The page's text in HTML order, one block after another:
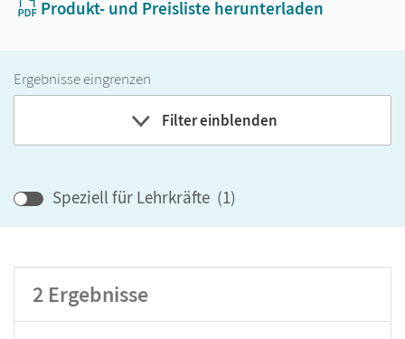
Produkt- und Preisliste herunterladen
Ergebnisse eingrenzen
Filter einblenden
GER-Niveau
Produktart
Speziell für Lehrkräfte (1)
2 Ergebnisse